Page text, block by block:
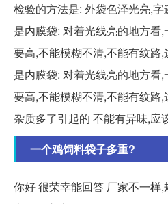
检验的方法是: 外袋色泽光亮,
是内膜袋: 对着光线亮的地方看
要高,不能模糊不清,不能有纹路
是内膜袋: 对着光线亮的地方看
要高,不能模糊不清,不能有纹路
杂质多了引起的 不能有异味,应
一个鸡饲料袋子多重?
你好 很荣幸能回答 厂家不一样